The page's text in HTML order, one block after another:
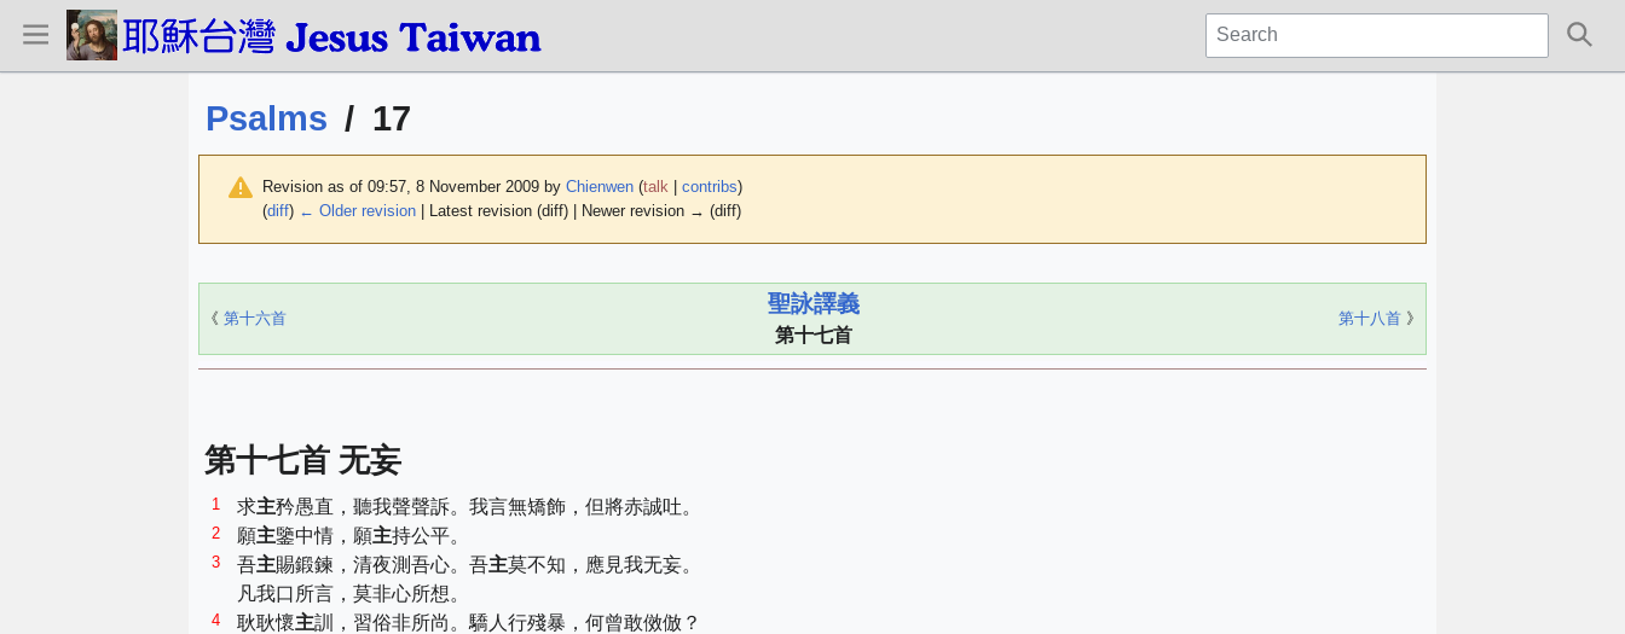
Psalms / 17
Revision as of 09:57, 8 November 2009 by Chienwen (talk | contribs)
(diff) ← Older revision | Latest revision (diff) | Newer revision → (diff)
《 第十六首
聖詠譯義
第十七首
第十八首 》
第十七首 无妄
1 求主矜愚直，聽我聲聲訴。我言無矯飾，但將赤誠吐。
2 願主鑒中情，願主持公平。
3 吾主賜鍛鍊，清夜測吾心。吾主莫不知，應見我无妄。
凡我口所言，莫非心所想。
4 耿耿懷主訓，習俗非所尚。驕人行殘暴，何曾敢傚倣？